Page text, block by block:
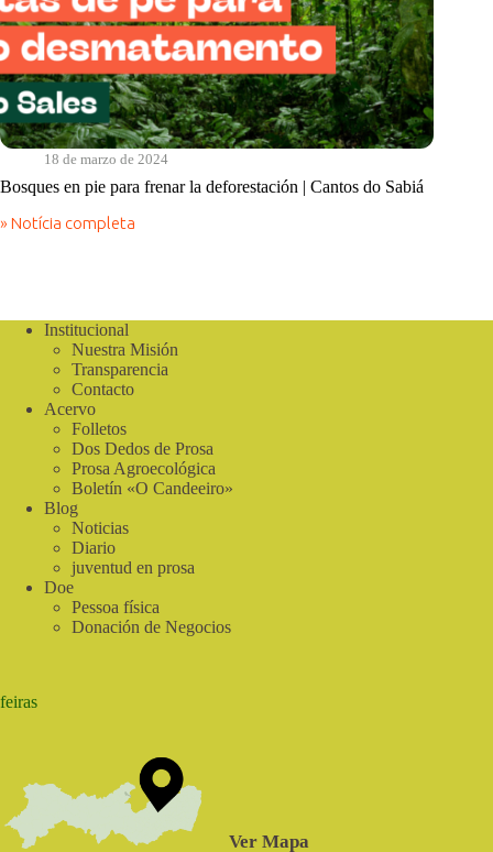
18 de marzo de 2024
Bosques en pie para frenar la deforestación | Cantos do Sabiá
» Notícia completa
Bosques
la
deforestación
Sabiá
Institucional
Nuestra Misión
Transparencia
Contacto
Acervo
Folletos
Dos Dedos de Prosa
Prosa Agroecológica
Boletín «O Candeeiro»
Blog
Noticias
Diario
juventud en prosa
Doe
Pessoa física
Donación de Negocios
feiras
Ver Mapa